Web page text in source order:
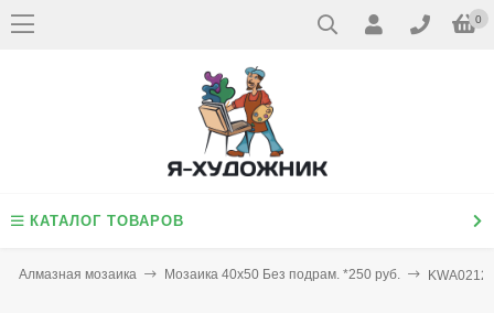
0
КАТАЛОГ ТОВАРОВ
Алмазная мозаика Мозаика 40х50 Без подрам. *250 руб. KWA0212